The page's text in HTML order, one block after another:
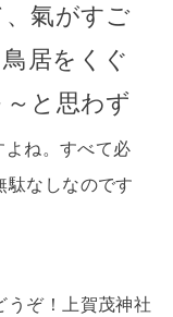
氣がすご
鳥居をくぐ
と思わず
よね。すべて必
駄なしなのです
うぞ！上賀茂神社